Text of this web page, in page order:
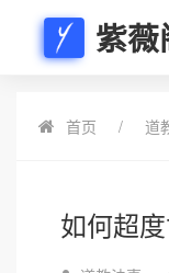
紫薇
首页 道
如何超